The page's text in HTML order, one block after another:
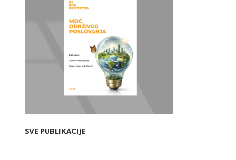
SVE PUBLIKACIJE